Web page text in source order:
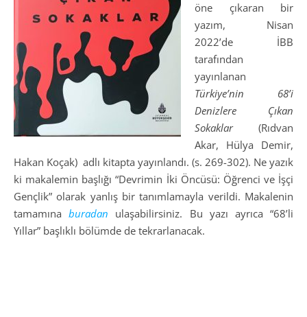
öne çıkaran bir
yazım, Nisan
2022’de İBB
tarafından
yayınlanan
Türkiye’nin 68’i
Denizlere Çıkan
Sokaklar(Rıdvan
Akar, Hülya Demir,
Hakan Koçak) adlı kitapta yayınlandı. (s. 269-302). Ne yazık
ki makalemin başlığı “Devrimin İki Öncüsü: Öğrenci ve İşçi
Gençlik” olarak yanlış bir tanımlamayla verildi. Makalenin
tamamınaburadan ulaşabilirsiniz. Bu yazı ayrıca “68’li
Yıllar” başlıklı bölümde de tekrarlanacak.